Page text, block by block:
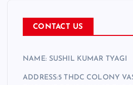
CONTACT US
NAME: SUSHIL KUMAR TYAGI
ADDRESS:5 THDC COLONY